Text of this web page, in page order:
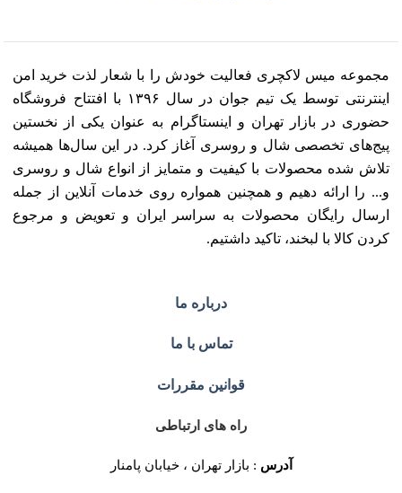
مجموعه میس لاکچری فعالیت خودش را با شعار لذت خرید امن
اینترنتی توسط یک تیم جوان در سال ۱۳۹۶ با افتتاح فروشگاه
حضوری در بازار تهران و اینستاگرام به عنوان یکی از نخستین
پیج‌های تخصصی شال و روسری آغاز کرد. در این سال‌ها همیشه
تلاش شده محصولات با کیفیت و متمایز از انواع شال و روسری
و... را ارائه دهیم و همچنین همواره روی خدمات آنلاین از جمله
ارسال رایگان محصولات به سراسر ایران و تعویض و مرجوع
کردن کالا با لبخند، تاکید داشتیم.
درباره ما
تماس با ما
قوانین مقررات
راه های ارتباطی
آدرس : بازار تهران ، خیابان پامنار